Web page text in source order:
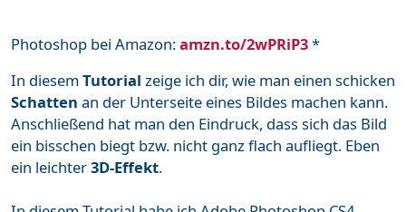
Photoshop bei Amazon:amzn.to/2wPRiP3*
In diesemTutorial zeige ich dir, wie man einen schicken
Schatten an der Unterseite eines Bildes machen kann.
Anschließend hat man den Eindruck, dass sich das Bild
ein bisschen biegt bzw. nicht ganz flach aufliegt. Eben
ein leichter3D-Effekt.